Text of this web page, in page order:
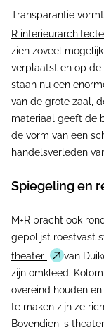
Transparantie
R
zien zoveel
verplaatst en op de
staan nu een
van de grote zaal,
materiaal geeft de
de vorm van een
handelsverleden
Spiegeling en
M+R bracht ook
gepolijst roestvast
theater
van
zijn omkleed.
overeind houden
te maken zijn ze
Bovendien is